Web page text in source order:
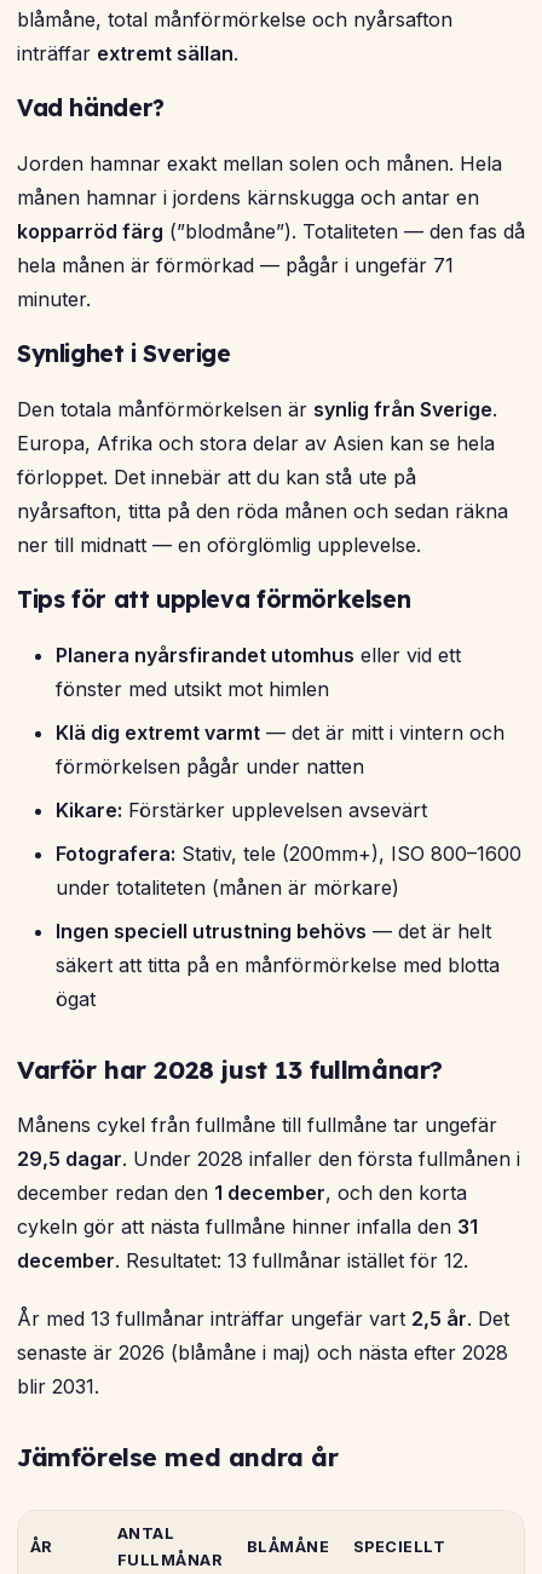
blåmåne, total månförmörkelse och nyårsafton
inträffar extremt sällan.
Vad händer?
Jorden hamnar exakt mellan solen och månen. Hela
månen hamnar i jordens kärnskugga och antar en
kopparröd färg (”blodmåne”). Totaliteten — den fas då
hela månen är förmörkad — pågår i ungefär 71
minuter.
Synlighet i Sverige
Den totala månförmörkelsen är synlig från Sverige.
Europa, Afrika och stora delar av Asien kan se hela
förloppet. Det innebär att du kan stå ute på
nyårsafton, titta på den röda månen och sedan räkna
ner till midnatt — en oförglömlig upplevelse.
Tips för att uppleva förmörkelsen
Planera nyårsfirandet utomhus eller vid ett
fönster med utsikt mot himlen
Klä dig extremt varmt — det är mitt i vintern och
förmörkelsen pågår under natten
Kikare: Förstärker upplevelsen avsevärt
Fotografera: Stativ, tele (200mm+), ISO 800–1600
under totaliteten (månen är mörkare)
Ingen speciell utrustning behövs — det är helt
säkert att titta på en månförmörkelse med blotta
ögat
Varför har 2028 just 13 fullmånar?
Månens cykel från fullmåne till fullmåne tar ungefär
29,5 dagar. Under 2028 infaller den första fullmånen i
december redan den 1 december, och den korta
cykeln gör att nästa fullmåne hinner infalla den 31
december. Resultatet: 13 fullmånar istället för 12.
År med 13 fullmånar inträffar ungefär vart 2,5 år. Det
senaste är 2026 (blåmåne i maj) och nästa efter 2028
blir 2031.
Jämförelse med andra år
ÅR
ANTAL
FULLMÅNAR
BLÅMÅNE SPECIELLT